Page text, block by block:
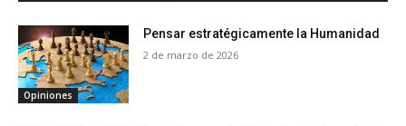
Opiniones
Pensar estratégicamente la Humanidad
2 de marzo de 2026